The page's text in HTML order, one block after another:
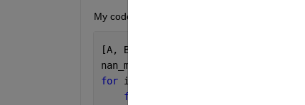
My code is:
[A, B]=size(storage);
nan_matrix=NaN(500,1000);
for ii=1:A
for